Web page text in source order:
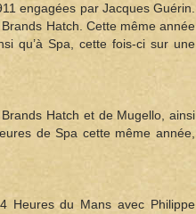
engagées par Jacques Guérin.
Hatch. Cette même année
qu’à Spa, cette fois-ci sur une
Hatch et de Mugello, ainsi
de Spa cette même année,
Heures du Mans avec Philippe